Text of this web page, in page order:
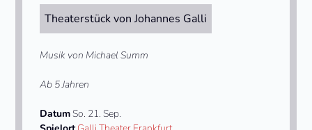
Theaterstück von Johannes Galli
Musik von Michael Summ
Ab 5 Jahren
DatumSo. 21. Sep.